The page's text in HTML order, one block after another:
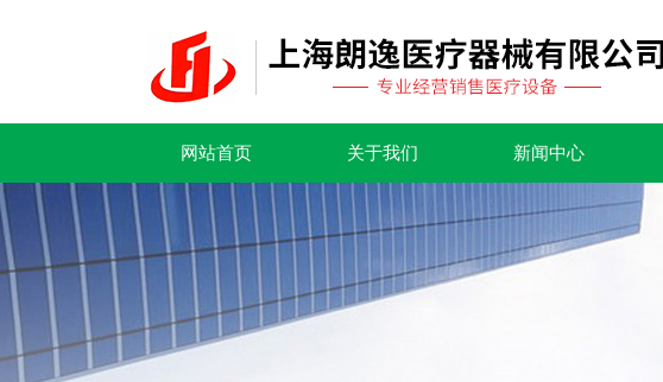
网站首页 关于我们 新闻中心